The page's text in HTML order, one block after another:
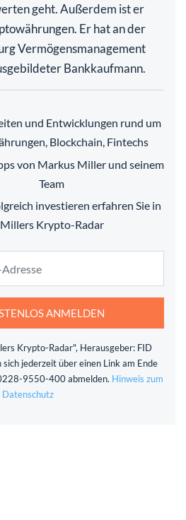
geht. Außerdem ist er
Er hat an der
Vermögensmanagement
Bankkaufmann.
und Entwicklungen rund um
Blockchain, Fintechs
von Markus Miller und seinem
Team
investieren erfahren Sie in
Millers Krypto-Radar
ANMELDEN
Krypto-Radar", Herausgeber: FID
jederzeit über einen Link am Ende
9550-400 abmelden. Hinweis zum
Datenschutz